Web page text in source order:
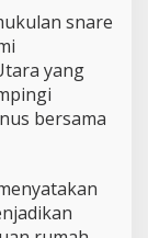
snare
yang
bersama